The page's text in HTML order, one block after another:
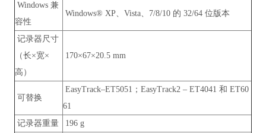
Windows 兼
容性
Windows® XP、Vista、7/8/10 的 32/64 位版本
记录器尺寸
（长×宽×
高）
170×67×20.5 mm
可替换
EasyTrack–ET5051；EasyTrack2 – ET4041 和 ET60
61
记录器重量
196 g